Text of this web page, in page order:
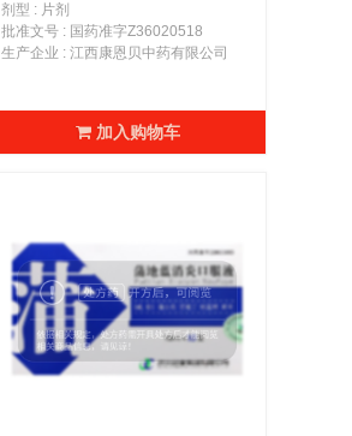
剂型 : 片剂
批准文号 : 国药准字Z36020518
生产企业 : 江西康恩贝中药有限公司
加入购物车